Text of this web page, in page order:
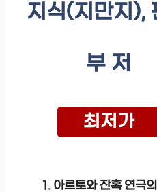
지식(지만지),
부 저
최저가
아르토와 잔혹 연극